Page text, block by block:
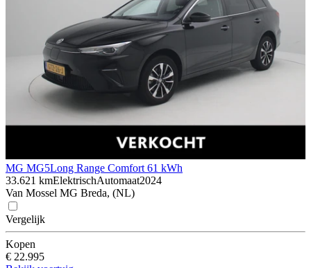
MG MG5Long Range Comfort 61 kWh
33.621 kmElektrischAutomaat2024
Van Mossel MG Breda, (NL)
Vergelijk
Kopen
€ 22.995